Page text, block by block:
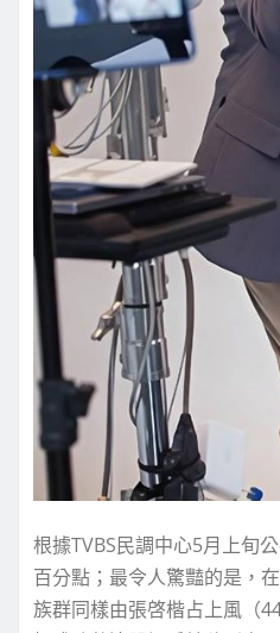
根據TVBS民調中心5月上旬
百分點；最令人驚豔的是，
族群同樣由張啓楷占上風（